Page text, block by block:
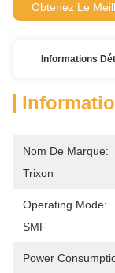
Obtenez Le
Informations
Nom De Marque:
Trixon
Operating Mode:
SMF
Power